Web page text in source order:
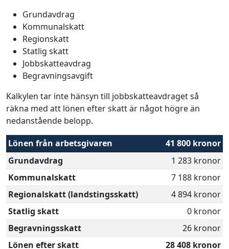
Grundavdrag
Kommunalskatt
Regionskatt
Statlig skatt
Jobbskatteavdrag
Begravningsavgift
Kalkylen tar inte hänsyn till jobbskatteavdraget så
räkna med att lönen efter skatt är något högre än
nedanstående belopp.
Lönen från arbetsgivaren
41 800 kronor
Grundavdrag
1 283 kronor
Kommunalskatt
7 188 kronor
Regionalskatt (landstingsskatt)
4 894 kronor
Statlig skatt
0 kronor
Begravningsskatt
26 kronor
Lönen efter skatt
28 408 kronor